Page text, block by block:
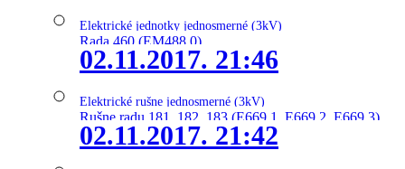
Elektrické jednotky jednosmerné (3kV)
Rada 460 (EM488.0)
02.11.2017. 21:46
Elektrické rušne jednosmerné (3kV)
Rušne radu 181, 182, 183 (E669.1, E669.2, E669.3)
02.11.2017. 21:42